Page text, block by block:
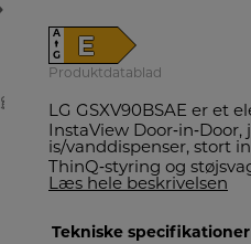
A
↑
G
E
Produktdatablad
LG GSXV90BSAE er et
InstaView
is/vanddispenser, stort
ThinQ‑styring og
Læs hele beskrivelsen
Tekniske specifikationer